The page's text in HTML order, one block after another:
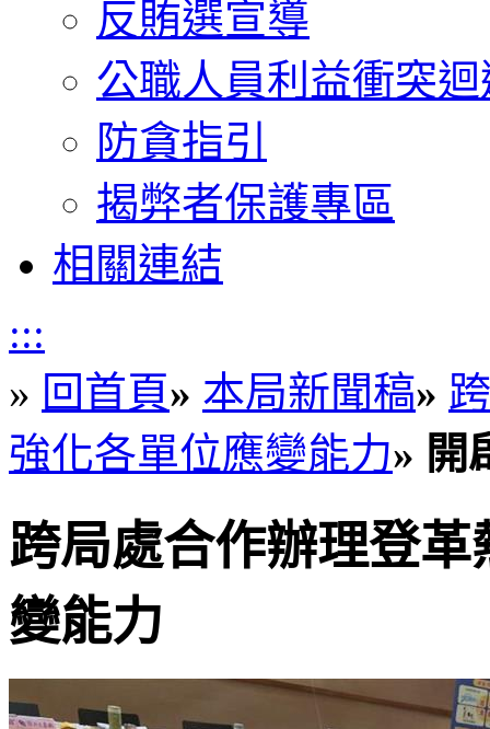
反賄選宣導
公職人員利益衝突
防貪指引
揭弊者保護專區
相關連結
:::
» 回首頁» 本局新聞稿»
強化各單位應變能力» 開
跨局處合作辦理登
變能力